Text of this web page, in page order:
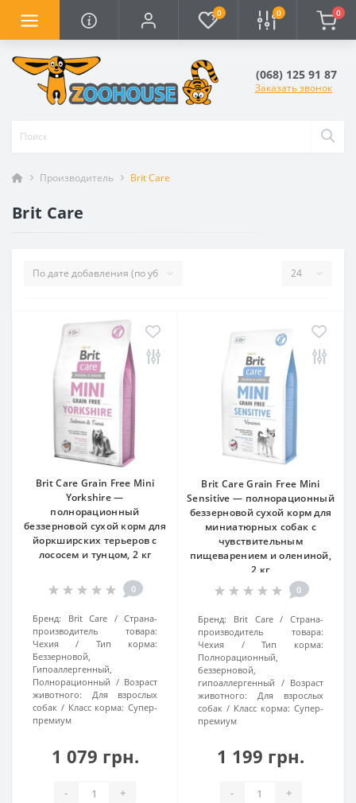
0 0 0
(068) 125 91 87
Заказать звонок
Производитель Brit Care
Brit Care
Brit Care Grain Free Mini
Yorkshire —
полнорационный
беззерновой сухой корм для
йоркширских терьеров с
лососем и тунцом, 2 кг
0
Бренд: Brit Care
Страна-
производитель товара:
Чехия
Тип корма:
Беззерновой,
Гипоаллергенный,
Полнорационный
Возраст
животного:
Для взрослых
собак
Класс корма: Супер-
премиум
1 079 грн.
- +
Brit Care Grain Free Mini
Sensitive — полнорационный
беззерновой сухой корм для
миниатюрных собак с
чувствительным
пищеварением и олениной,
2 кг
0
Бренд: Brit Care
Страна-
производитель товара:
Чехия
Тип корма:
Полнорационный,
беззерновой,
гипоаллергенный
Возраст
животного:
Для взрослых
собак
Класс корма: Супер-
премиум
1 199 грн.
- +